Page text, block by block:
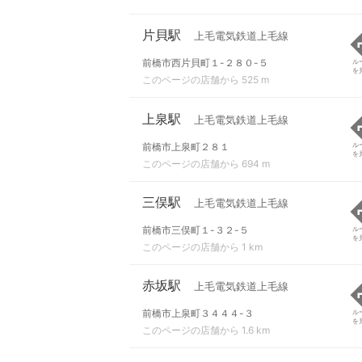
片貝駅 上毛電気鉄道上毛線
前橋市西片貝町１-２８０-５
このページの店舗から 525 m
ル
を
上泉駅 上毛電気鉄道上毛線
前橋市上泉町２８１
このページの店舗から 694 m
ル
を
三俣駅 上毛電気鉄道上毛線
前橋市三俣町１-３２-５
このページの店舗から 1 km
ル
を
赤坂駅 上毛電気鉄道上毛線
前橋市上泉町３４４４-３
このページの店舗から 1.6 km
ル
を